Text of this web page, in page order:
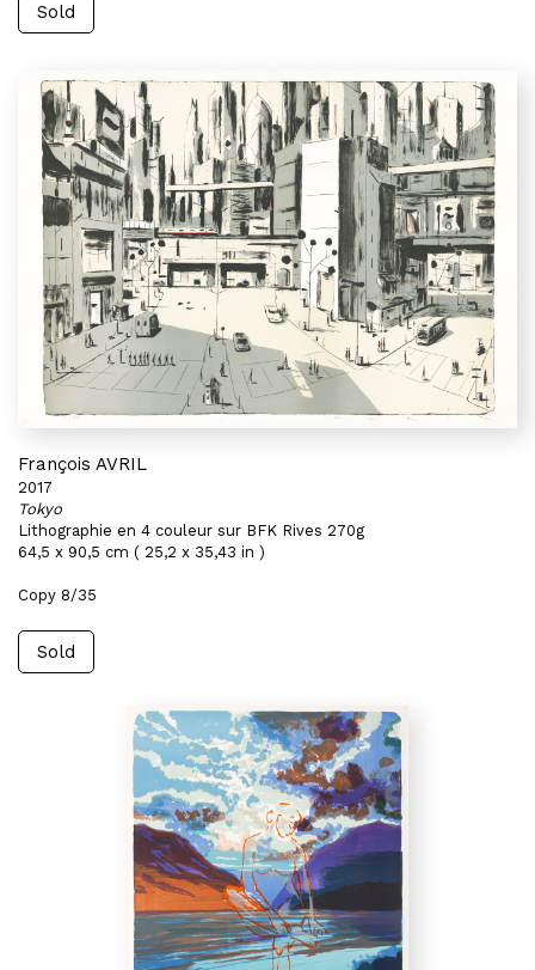
Sold
François AVRIL
2017
Tokyo
Lithographie en 4 couleur sur BFK Rives 270g
64,5 x 90,5 cm ( 25,2 x 35,43 in )
Copy 8/35
Sold